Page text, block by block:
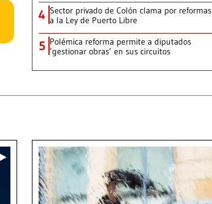
4 Sector privado de Colón clama por reformas
a la Ley de Puerto Libre
5 Polémica reforma permite a diputados
‘gestionar obras’ en sus circuitos